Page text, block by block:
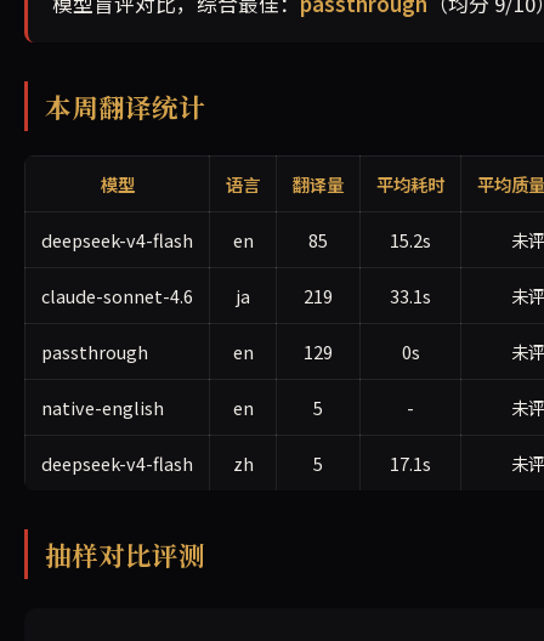
本周翻译统计
模型 语言 翻译量 平均耗时 平均质
deepseek-v4-flash en 85 15.2s 未评
claude-sonnet-4.6 ja 219 33.1s 未评
passthrough en 129 0s 未评
native-english en 5 - 未评
deepseek-v4-flash zh 5 17.1s 未评
抽样对比评测